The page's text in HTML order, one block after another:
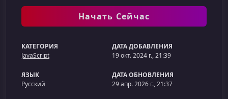
Начать Сейчас
КАТЕГОРИЯ
JavaScript
ДАТА ДОБАВЛЕНИЯ
19 окт. 2024 г., 21:39
ЯЗЫК
Русский
ДАТА ОБНОВЛЕНИЯ
29 апр. 2026 г., 21:37